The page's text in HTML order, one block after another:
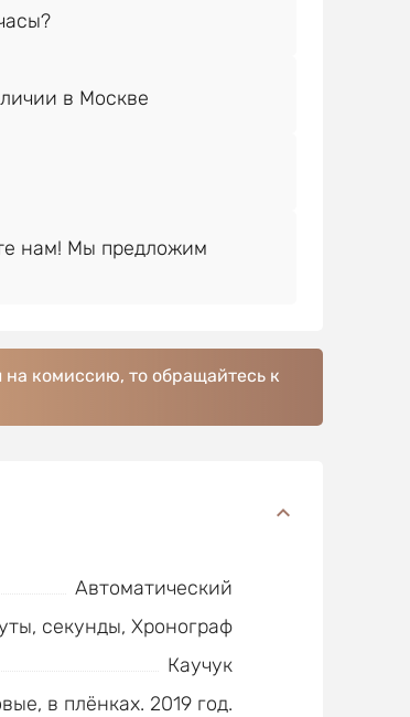
нам! Мы предложим
на комиссию, то обращайтесь к
Автоматический
секунды, Хронограф
Каучук
в плёнках. 2019 год.